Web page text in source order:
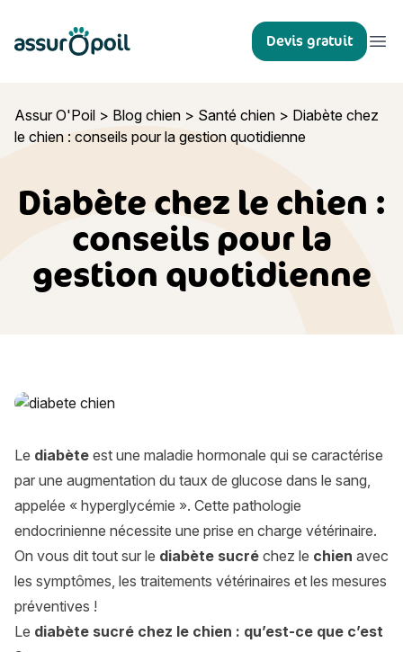
Assur O'Poil Devis gratuit
Assur O'Poil > Blog chien > Santé chien > Diabète chez
le chien : conseils pour la gestion quotidienne
Diabète chez le chien :
conseils pour la
gestion quotidienne
Diabète chez le chien : conseils pour la gestion quotidienne
Le diabète est une maladie hormonale qui se caractérise
par une augmentation du taux de glucose dans le sang,
appelée « hyperglycémie ». Cette pathologie
endocrinienne nécessite une prise en charge vétérinaire.
On vous dit tout sur le diabète sucré chez le chien avec
les symptômes, les traitements vétérinaires et les mesures
préventives !
Le diabète sucré chez le chien : qu’est-ce que c’est